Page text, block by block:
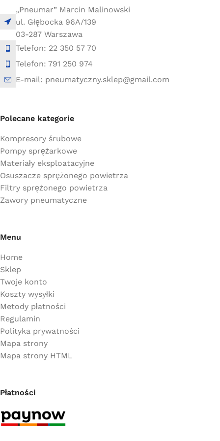
„Pneumar” Marcin Malinowski
ul. Głębocka 96A/139
03-287 Warszawa
Telefon: 22 350 57 70
Telefon: 791 250 974
E-mail: pneumatyczny.sklep@gmail.com
Polecane kategorie
Kompresory śrubowe
Pompy sprężarkowe
Materiały eksploatacyjne
Osuszacze sprężonego powietrza
Filtry sprężonego powietrza
Zawory pneumatyczne
Menu
Home
Sklep
Twoje konto
Koszty wysyłki
Metody płatności
Regulamin
Polityka prywatności
Mapa strony
Mapa strony HTML
Płatności